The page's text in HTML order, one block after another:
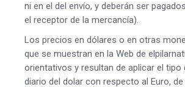
ni en el del envío, y deberán ser
el receptor de la mercancía).
Los precios en dólares o en otras
que se muestran en la Web de
orientativos y resultan de aplicar el tipo
diario del dolar con respecto al Euro,